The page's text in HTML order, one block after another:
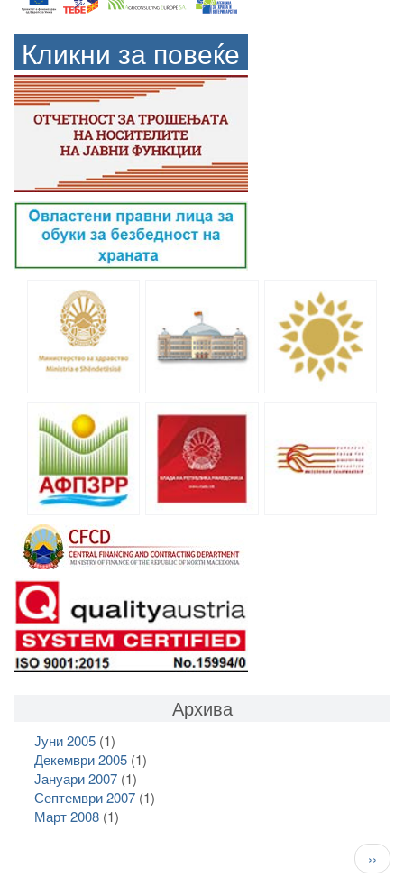
Кликни за повеќе
Архива
Јуни 2005(1)
Декември 2005(1)
Јануари 2007(1)
Септември 2007(1)
Март 2008(1)
››